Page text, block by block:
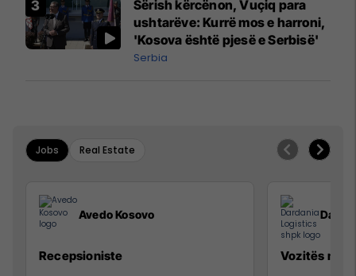
Sërish kërcënon, Vuçiq para
ushtarëve: Kurrë mos e harroni,
'Kosova është pjesë e Serbisë'
Serbia
Jobs Real Estate
Avedo Kosovo
Recepsioniste Vozitës me